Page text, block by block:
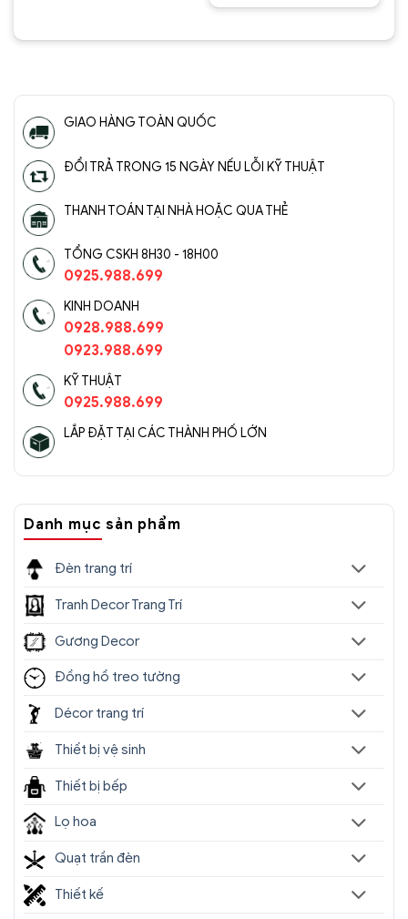
Được
55 sao
GIAO HÀNG TOÀN QUỐC
ĐỔI TRẢ TRONG 15 NGÀY NẾU LỖI KỸ THUẬT
THANH TOÁN TẠI NHÀ HOẶC QUA THẺ
TỔNG CSKH 8H30 - 18H00
0925.988.699
KINH DOANH
0928.988.699
0923.988.699
KỸ THUẬT
0925.988.699
LẮP ĐẶT TẠI CÁC THÀNH PHỐ LỚN
Danh mục sản phẩm
Đèn trang trí
Tranh Decor Trang Trí
Gương Decor
Đồng hồ treo tường
Décor trang trí
Thiết bị vệ sinh
Thiết bị bếp
Lọ hoa
Quạt trần đèn
Thiết kế